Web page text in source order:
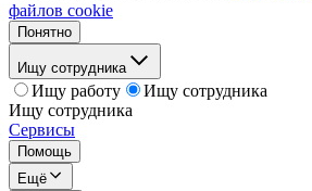
файлов cookie
Понятно
Ищу сотрудника
Ищу работу
Ищу сотрудника
Ищу сотрудника
Сервисы
Помощь
Ещё